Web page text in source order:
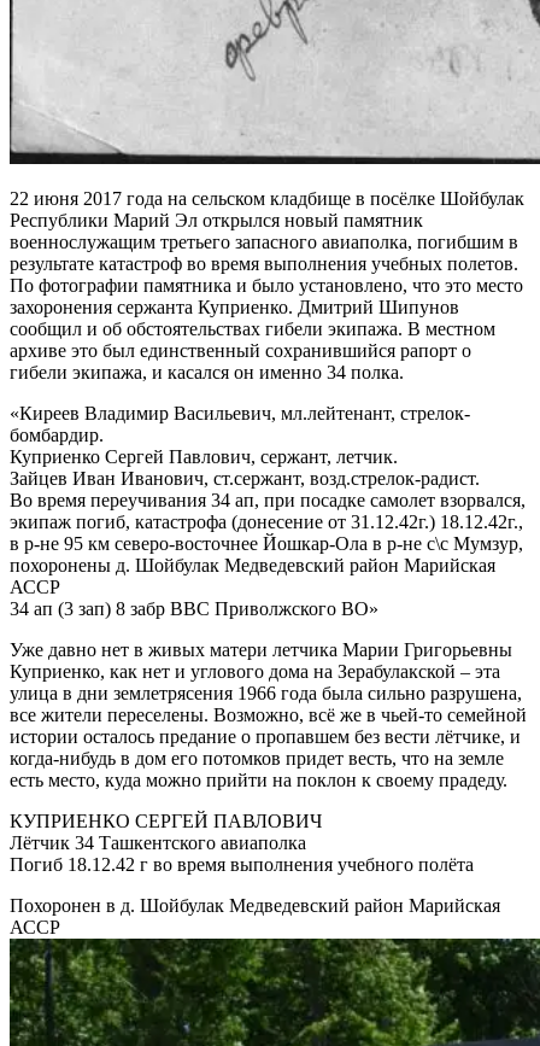
22 июня 2017 года на сельском кладбище в посёлке Шойбулак
Республики Марий Эл открылся новый памятник
военнослужащим третьего запасного авиаполка, погибшим в
результате катастроф во время выполнения учебных полетов.
По фотографии памятника и было установлено, что это место
захоронения сержанта Куприенко. Дмитрий Шипунов
сообщил и об обстоятельствах гибели экипажа. В местном
архиве это был единственный сохранившийся рапорт о
гибели экипажа, и касался он именно 34 полка.
«Киреев Владимир Васильевич, мл.лейтенант, стрелок-
бомбардир.
Куприенко Сергей Павлович, сержант, летчик.
Зайцев Иван Иванович, ст.сержант, возд.стрелок-радист.
Во время переучивания 34 ап, при посадке самолет взорвался,
экипаж погиб, катастрофа (донесение от 31.12.42г.) 18.12.42г.,
в р-не 95 км северо-восточнее Йошкар-Ола в р-не с\с Мумзур,
похоронены д. Шойбулак Медведевский район Марийская
АССР
34 ап (3 зап) 8 забр ВВС Приволжского ВО»
Уже давно нет в живых матери летчика Марии Григорьевны
Куприенко, как нет и углового дома на Зерабулакской – эта
улица в дни землетрясения 1966 года была сильно разрушена,
все жители переселены. Возможно, всё же в чьей-то семейной
истории осталось предание о пропавшем без вести лётчике, и
когда-нибудь в дом его потомков придет весть, что на земле
есть место, куда можно прийти на поклон к своему прадеду.
КУПРИЕНКО СЕРГЕЙ ПАВЛОВИЧ
Лётчик 34 Ташкентского авиаполка
Погиб 18.12.42 г во время выполнения учебного полёта
Похоронен в д. Шойбулак Медведевский район Марийская
АССР